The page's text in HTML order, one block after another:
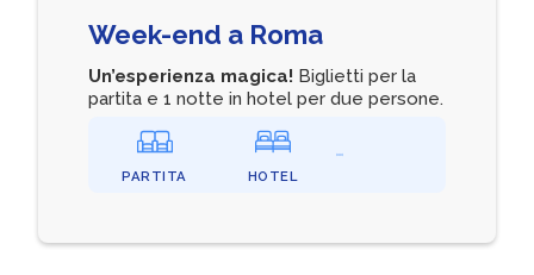
Week-end a Roma
Un’esperienza magica! Biglietti per la
partita e 1 notte in hotel per due persone.
PARTITA HOTEL